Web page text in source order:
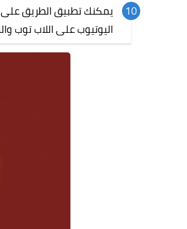
يمكنك تطبيق الطريق
اليوتيوب على اللاب توب